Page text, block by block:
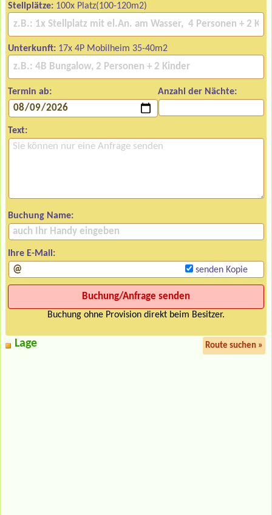
Stellplätze: 100x Platz(100-120m2)
Unterkunft: 17x 4P Mobilheim 35-40m2
Termin ab: Anzahl der Nächte:
Text:
Buchung Name:
Ihre E-Mail:
senden Kopie
Buchung ohne Provision direkt beim Besitzer.
Lage Route suchen »